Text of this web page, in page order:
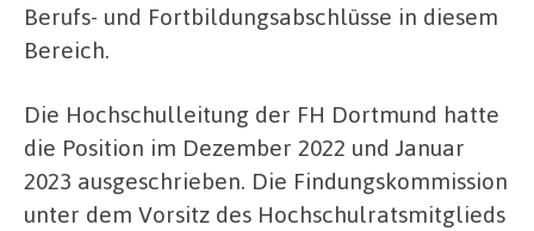
Berufs- und Fortbildungsabschlüsse in diesem
Bereich.
Die Hochschulleitung der FH Dortmund hatte
die Position im Dezember 2022 und Januar
2023 ausgeschrieben. Die Findungskommission
unter dem Vorsitz des Hochschulratsmitglieds